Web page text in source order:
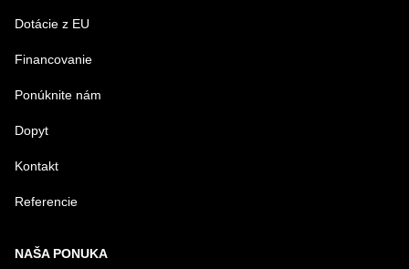
Dotácie z EU
Financovanie
Ponúknite nám
Dopyt
Kontakt
Referencie
NAŠA PONUKA